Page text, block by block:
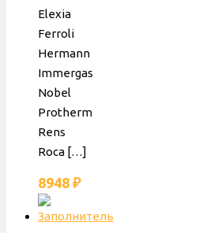
Elexia
Ferroli
Hermann
Immergas
Nobel
Protherm
Rens
Roca […]
8948 ₽